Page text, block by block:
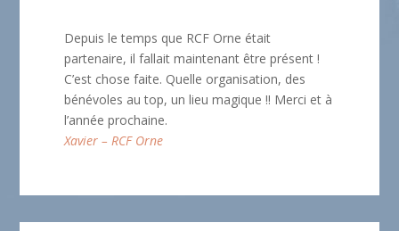
Depuis le temps que RCF Orne était
partenaire, il fallait maintenant être présent !
C’est chose faite. Quelle organisation, des
bénévoles au top, un lieu magique !! Merci et à
l’année prochaine.
Xavier – RCF Orne